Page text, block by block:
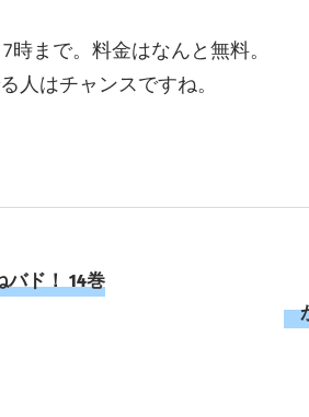
まで。料金はなんと無料。
人はチャンスですね。
バド！ 14巻